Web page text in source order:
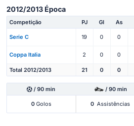
2012/2013 Época
Competição PJ Gl As
Serie C 19 0 0
Coppa Italia 2 0 0
Total 2012/2013 21 0 0
/ 90 min / 90 min
0Golos 0 Assistências